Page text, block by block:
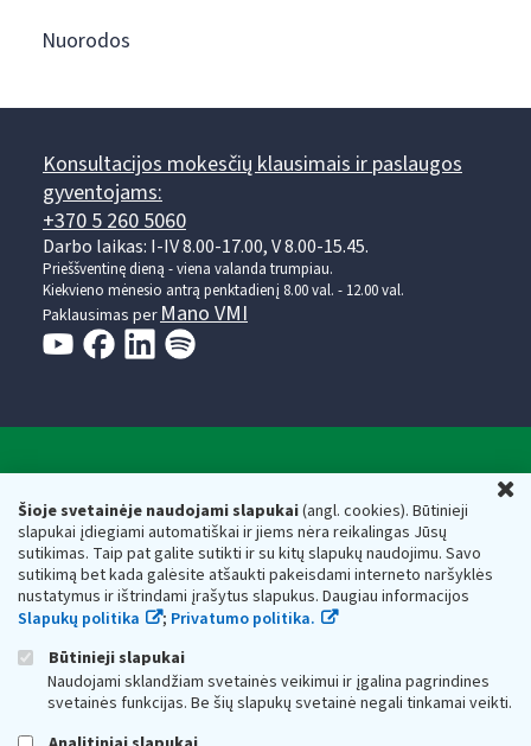
Šioje svetainėje naudojami slapukai(angl. cookies). Būtinieji
slapukai įdiegiami automatiškai ir jiems nėra reikalingas Jūsų
sutikimas. Taip pat galite sutikti ir su kitų slapukų naudojimu. Savo
sutikimą bet kada galėsite atšaukti pakeisdami interneto naršyklės
nustatymus ir ištrindami įrašytus slapukus. Daugiau informacijos
Slapukų politika
; Privatumo politika.
Būtinieji slapukai
Naudojami sklandžiam svetainės veikimui ir įgalina pagrindines
svetainės funkcijas. Be šių slapukų svetainė negali tinkamai veikti.
Nuorodos
Konsultacijos mokesčių klausimais ir paslaugos
gyventojams:
+370 5 260 5060
Darbo laikas: I-IV 8.00-17.00, V 8.00-15.45.
Prieššventinę dieną - viena valanda trumpiau.
Kiekvieno mėnesio antrą penktadienį 8.00 val. - 12.00 val.
Paklausimas per Mano VMI
Respublikos finansų ministerijos
Biudžetinė įstaiga. Juridinio asmens kodas — 188659752,
adresas: Vasario 16-osios g. 14, 01107 Vilnius, Lietuva, el.paštas:
vmi@vmi.lt, E. pristatymo dėžutės adresas 188659752
Duomenys apie Valstybinę mokesčių inspekciją prie Lietuvos
Respublikos finansų ministerijos kaupiami ir saugomi Juridinių